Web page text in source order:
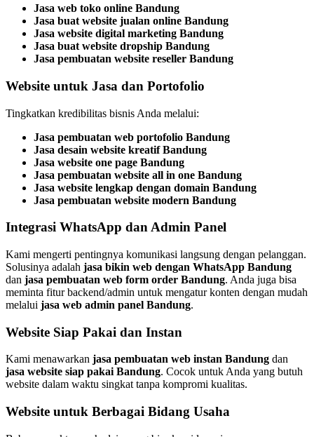
Jasa web toko online Bandung
Jasa buat website jualan online Bandung
Jasa website digital marketing Bandung
Jasa buat website dropship Bandung
Jasa pembuatan website reseller Bandung
Website untuk Jasa dan Portofolio
Tingkatkan kredibilitas bisnis Anda melalui:
Jasa pembuatan web portofolio Bandung
Jasa desain website kreatif Bandung
Jasa website one page Bandung
Jasa pembuatan website all in one Bandung
Jasa website lengkap dengan domain Bandung
Jasa pembuatan website modern Bandung
Integrasi WhatsApp dan Admin Panel
Kami mengerti pentingnya komunikasi langsung dengan pelanggan.
Solusinya adalah jasa bikin web dengan WhatsApp Bandung
dan jasa pembuatan web form order Bandung. Anda juga bisa
meminta fitur backend/admin untuk mengatur konten dengan mudah
melalui jasa web admin panel Bandung.
Website Siap Pakai dan Instan
Kami menawarkan jasa pembuatan web instan Bandung dan
jasa website siap pakai Bandung. Cocok untuk Anda yang butuh
website dalam waktu singkat tanpa kompromi kualitas.
Website untuk Berbagai Bidang Usaha